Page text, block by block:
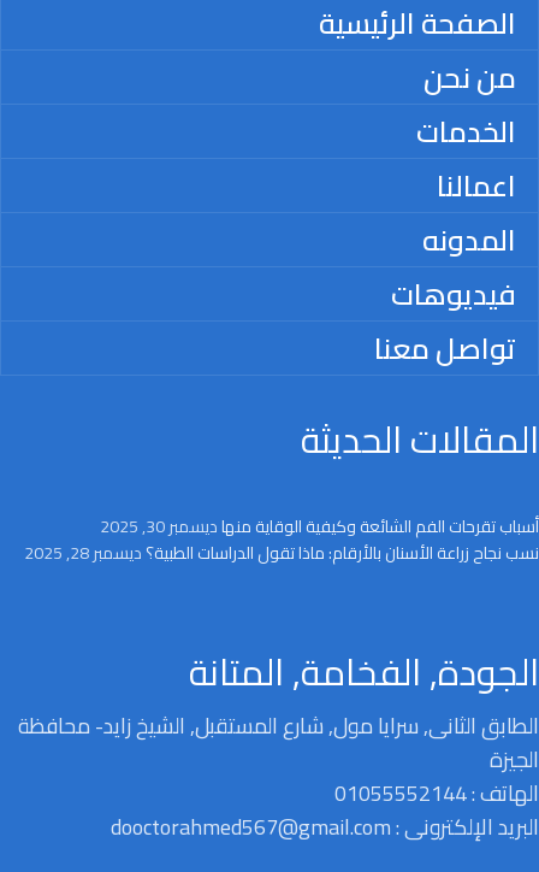
الصفحة الرئيسية
من نحن
الخدمات
اعمالنا
المدونه
فيديوهات
تواصل معنا
المقالات الحديثة
أسباب تقرحات الفم الشائعة وكيفية الوقاية منهاديسمبر 30, 2025
نسب نجاح زراعة الأسنان بالأرقام: ماذا تقول الدراسات الطبية؟ديسمبر 28, 2025
الجودة, الفخامة, المتانة
الطابق الثانى, سرايا مول, شارع المستقبل, الشيخ زايد- محافظة
الجيزة
الهاتف : 01055552144
البريد الإلكترونى : dooctorahmed567@gmail.com